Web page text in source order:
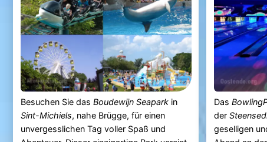
Besuchen Sie das Boudewijn Seaparkin
Sint-Michiels, nahe Brügge, für einen
unvergesslichen Tag voller Spaß und
Das
der
geselligen